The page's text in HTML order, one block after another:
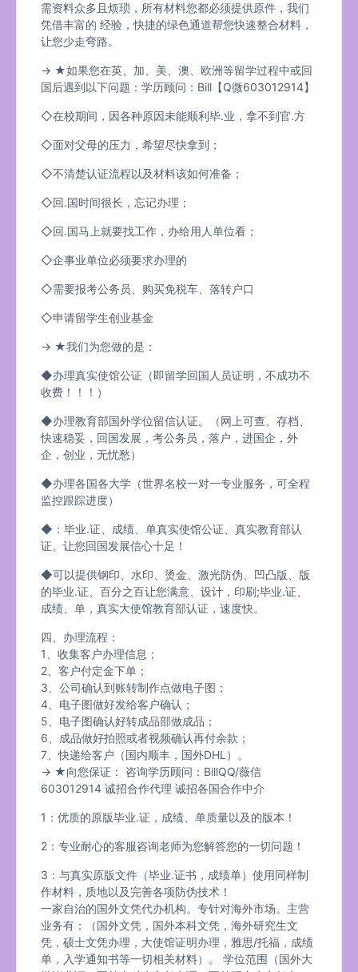
需资料众多且烦琐，所有材料您都必须提供原件，我们
凭借丰富的 经验，快捷的绿色通道帮您快速整合材料，
让您少走弯路。
→ ★如果您在英、加、美、澳、欧洲等留学过程中或回
国后遇到以下问题：学历顾问：Bill【Q微603012914】
◇在校期间，因各种原因未能顺利毕.业，拿不到官.方
◇面对父母的压力，希望尽快拿到；
◇不清楚认证流程以及材料该如何准备；
◇回.国时间很长，忘记办理；
◇回.国马上就要找工作，办给用人单位看；
◇企事业单位必须要求办理的
◇需要报考公务员、购买免税车、落转户口
◇申请留学生创业基金
→ ★我们为您做的是：
◆办理真实使馆公证（即留学回国人员证明，不成功不
收费！！！）
◆办理教育部国外学位留信认证。（网上可查、存档、
快速稳妥，回国发展，考公务员，落户，进国企，外
企，创业，无忧愁）
◆办理各国各大学（世界名校一对一专业服务，可全程
监控跟踪进度）
◆：毕业.证、成绩、单真实使馆公证、真实教育部认
证。让您回国发展信心十足！
◆可以提供钢印、水印、烫金、激光防伪、凹凸版、版
的毕业.证、百分之百让您满意、设计，印刷;毕业.证、
成绩、单，真实大使馆教育部认证，速度快。
四、办理流程：
1、收集客户办理信息；
2、客户付定金下单；
3、公司确认到账转制作点做电子图；
4、电子图做好发给客户确认；
5、电子图确认好转成品部做成品；
6、成品做好拍照或者视频确认再付余款；
7、快递给客户（国内顺丰，国外DHL）。
→ ★向您保证： 咨询学历顾问：BillQQ/薇信
603012914 诚招合作代理 诚招各国合作中介
1：优质的原版毕业.证，成绩、单质量以及的版本！
2：专业耐心的客服咨询老师为您解答您的一切问题！
3：与真实原版文件（毕业.证书，成绩单）使用同样制
作材料，质地以及完善各项防伪技术！
一家自治的国外文凭代办机构。专针对海外市场。主营
业务有：（国外文凭，国外本科文凭，海外研究生文
凭，硕士文凭办理，大使馆证明办理，雅思/托福，成绩
单，入学通知书等一切相关材料）。 学位范围（国外大